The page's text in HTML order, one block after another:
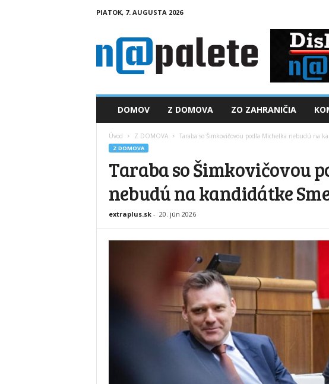
PIATOK, 7. AUGUSTA 2026
a
DOMOV Z DOMOVA ZO ZAHRANIČIA
Úvod Z DOMOVA Taraba so Šimkovičovou podľa Michelka nebudú na
Z DOMOVA
Taraba so Šimkovičovou
nebudú na kandidátke
extraplus.sk- 20. jún 2026